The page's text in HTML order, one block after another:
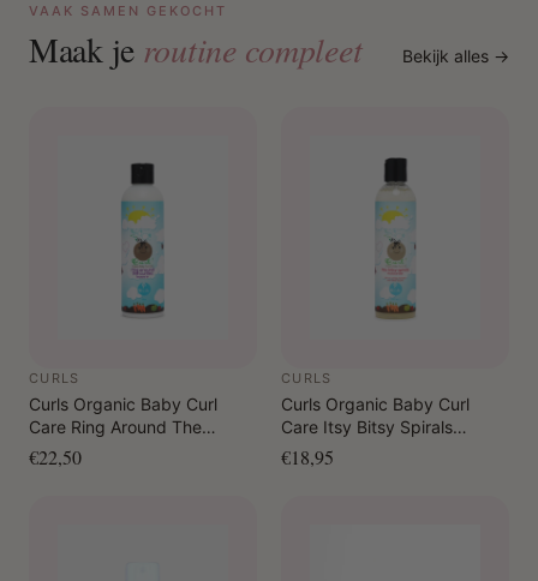
VAAK SAMEN GEKOCHT
Maak je routine compleet Bekijk alles →
CURLS
Curls Organic Baby Curl
Care Ring Around The
Curlies Leave In 240 ml
€22,50
CURLS
Curls Organic Baby Curl
Care Itsy Bitsy Spirals
Moisturizer 240 ml
€18,95